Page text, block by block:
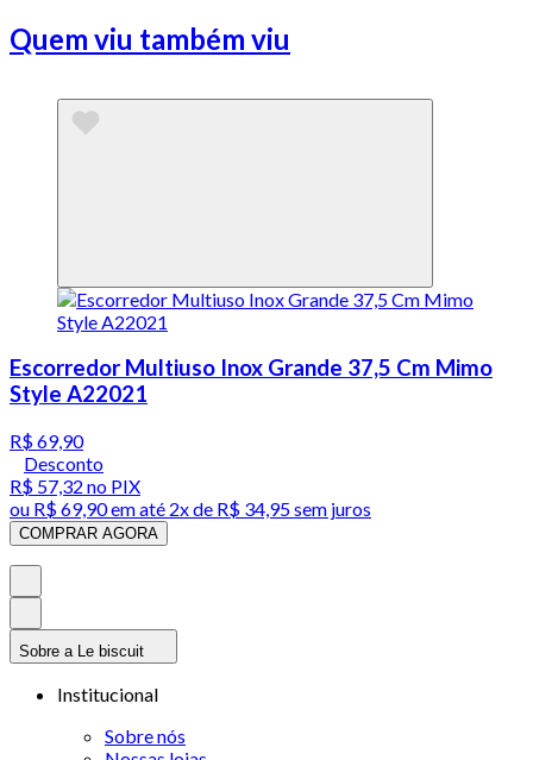
Quem viu também viu
Escorredor Multiuso Inox Grande 37,5 Cm Mimo
Style A22021
R$ 69,90
Desconto
R$ 57,32 no PIX
ou R$ 69,90em até 2x de R$ 34,95 sem juros
COMPRAR AGORA
Sobre a Le biscuit
Institucional
Sobre nós